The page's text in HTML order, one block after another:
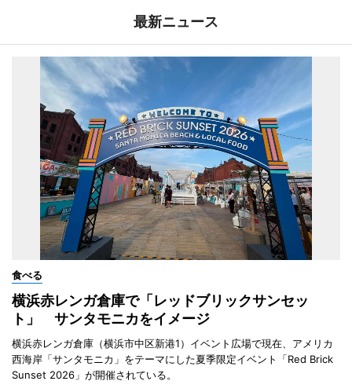
最新ニュース
食べる
横浜赤レンガ倉庫で「レッドブリックサンセッ
ト」 サンタモニカをイメージ
横浜赤レンガ倉庫（横浜市中区新港1）イベント広場で現在、アメリカ
西海岸「サンタモニカ」をテーマにした夏季限定イベント「Red Brick
Sunset 2026」が開催されている。